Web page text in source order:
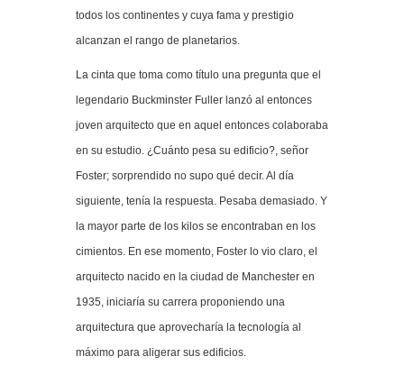
todos los continentes y cuya fama y prestigio
alcanzan el rango de planetarios.
La cinta que toma como título una pregunta que el
legendario Buckminster Fuller lanzó al entonces
joven arquitecto que en aquel entonces colaboraba
en su estudio. ¿Cuánto pesa su edificio?, señor
Foster; sorprendido no supo qué decir. Al día
siguiente, tenía la respuesta. Pesaba demasiado. Y
la mayor parte de los kilos se encontraban en los
cimientos. En ese momento, Foster lo vio claro, el
arquitecto nacido en la ciudad de Manchester en
1935, iniciaría su carrera proponiendo una
arquitectura que aprovecharía la tecnología al
máximo para aligerar sus edificios.